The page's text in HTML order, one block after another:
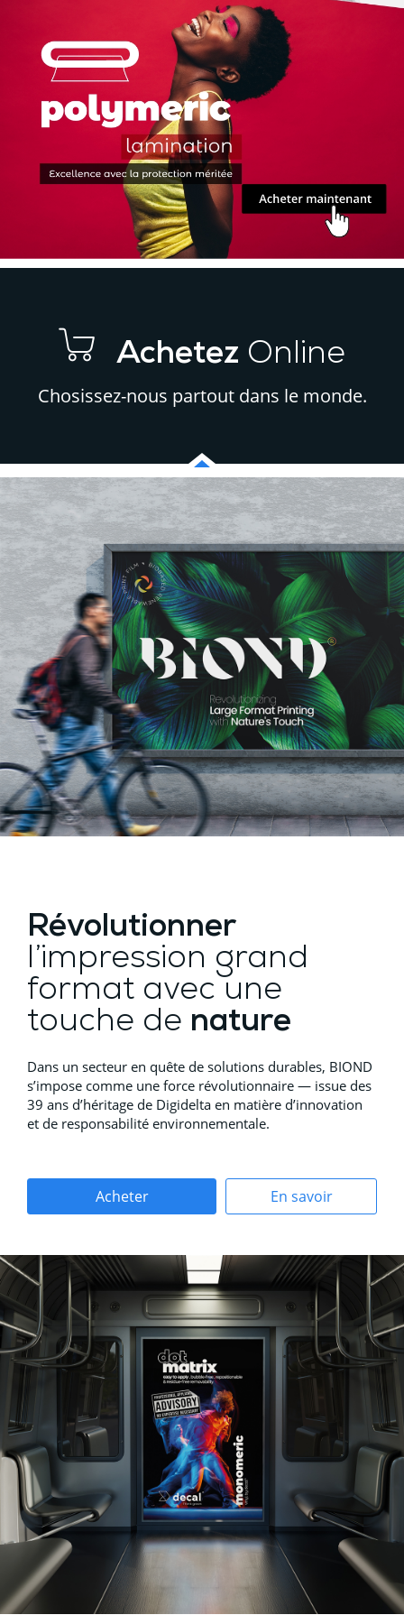
Achetez Online
Chosissez-nous partout dans le monde.
Révolutionner
l’impression grand
format avec une
touche de nature
Dans un secteur en quête de solutions durables, BIOND
s’impose comme une force révolutionnaire — issue des
39 ans d’héritage de Digidelta en matière d’innovation
et de responsabilité environnementale.
Acheter
En savoir
Qualité
pour
Entreprise
Communication
Visuelle